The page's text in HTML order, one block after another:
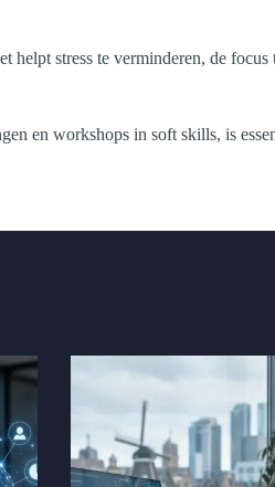
stress te verminderen, de
en workshops in soft skills, is